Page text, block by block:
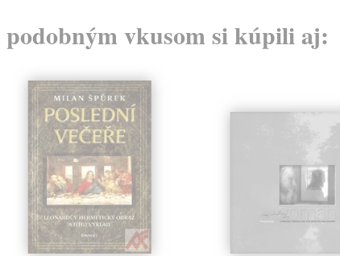
vkusom si kúpili aj: